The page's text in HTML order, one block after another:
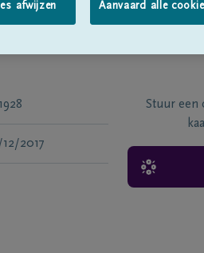
2017
Stuur een
afwijzen Aanvaard alle